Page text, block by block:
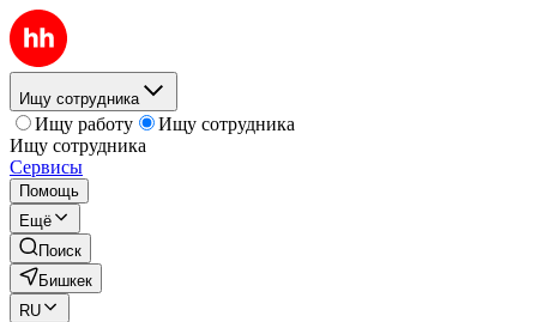
Ищу сотрудника
Ищу работу
Ищу сотрудника
Ищу сотрудника
Сервисы
Помощь
Ещё
Поиск
Бишкек
RU